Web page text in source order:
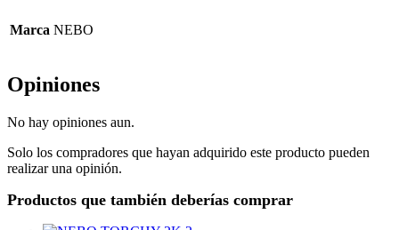
Marca NEBO
Opiniones
No hay opiniones aun.
Solo los compradores que hayan adquirido este producto pueden
realizar una opinión.
Productos que también deberías comprar